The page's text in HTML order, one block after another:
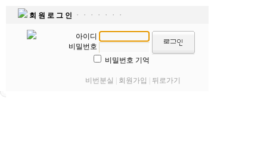
회 원 로 그 인 ㆍㆍㆍㆍㆍㆍㆍ
아이디
비밀번호
비밀번호 기억
비번분실 회원가입 뒤로가기